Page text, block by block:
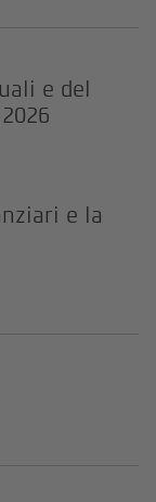
e del
e la